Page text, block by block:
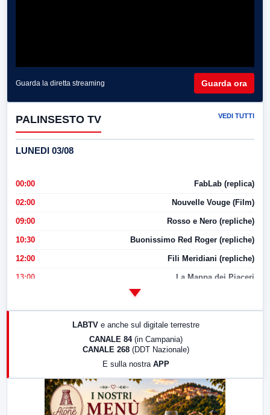
Guarda la diretta streaming Guarda ora
PALINSESTO TV VEDI TUTTI
LUNEDI 03/08
00:00 FabLab (replica)
02:00 Nouvelle Vouge (Film)
09:00 Rosso e Nero (repliche)
10:30 Buonissimo Red Roger (repliche)
12:00 Fili Meridiani (repliche)
13:00 La Mappa dei Piaceri
LabNews (replica)
LABTV e anche sul digitale terrestre
CANALE 84 (in Campania)
CANALE 268 (DDT Nazionale)
E sulla nostra APP